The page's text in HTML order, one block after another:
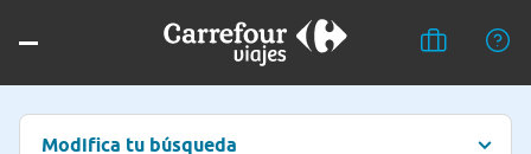
Modifica tu búsqueda